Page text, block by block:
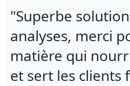
"Superbe
analyses, merci
matière qui
et sert les clients